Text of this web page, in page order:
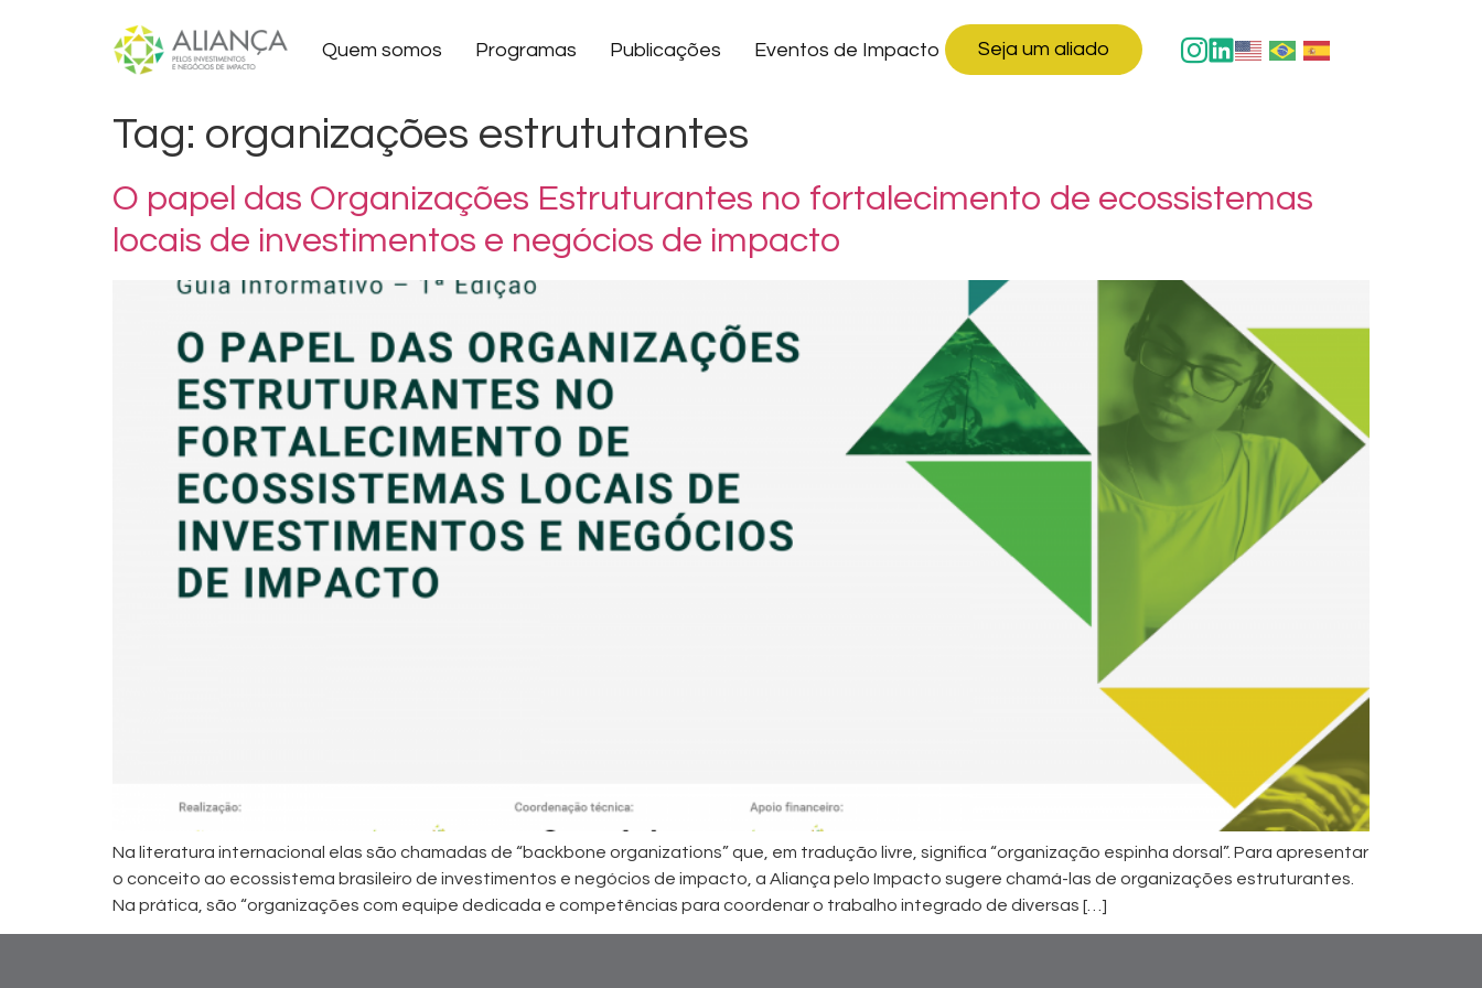
Quem somos Programas Publicações Eventos de Impacto Seja um aliado
Tag: organizações estrututantes
O papel das Organizações Estruturantes no fortalecimento de ecossistemas
locais de investimentos e negócios de impacto
Na literatura internacional elas são chamadas de “backbone organizations” que, em tradução livre, significa “organização espinha dorsal”. Para apresentar
o conceito ao ecossistema brasileiro de investimentos e negócios de impacto, a Aliança pelo Impacto sugere chamá-las de organizações estruturantes.
Na prática, são “organizações com equipe dedicada e competências para coordenar o trabalho integrado de diversas […]